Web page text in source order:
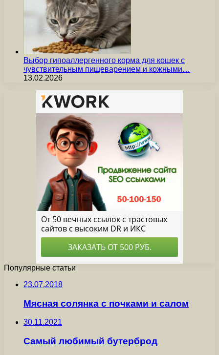
Выбор гипоаллергенного корма для кошек с
чувствительным пищеварением и кожными…
13.02.2026
Популярные статьи
23.07.2018
Мясная солянка с почками и салом
30.11.2021
Самый любимый бутерброд